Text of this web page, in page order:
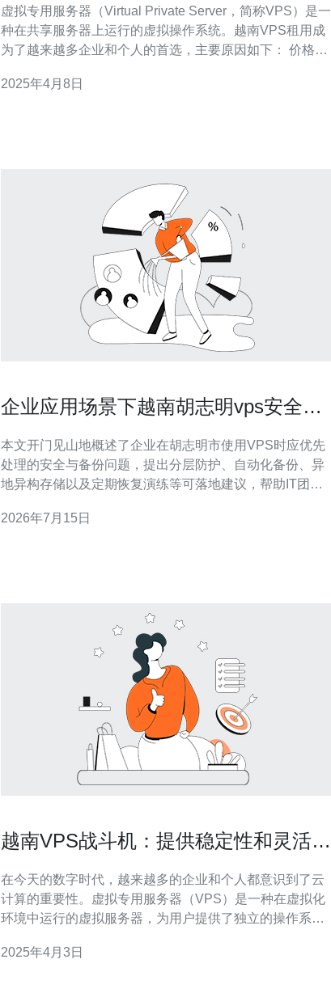
虚拟专用服务器（Virtual Private Server，简称VPS）是一
种在共享服务器上运行的虚拟操作系统。越南VPS租用成
为了越来越多企业和个人的首选，主要原因如下： 价格实
适合中小型企业和个人用户。 可定制性：越南VPS提供了
2025年4月8日
企业应用场景下越南胡志明vps安全性
本文开门见山地概述了企业在胡志明市使用VPS时应优先
处理的安全与备份问题，提出分层防护、自动化备份、异
地异构存储以及定期恢复演练等可落地建议，帮助IT团队
么要在胡志明VPS上优先考虑安全性? 在越南胡志明部署
2026年7月15日
越南VPS战斗机：提供稳定性和灵活性
在今天的数字时代，越来越多的企业和个人都意识到了云
计算的重要性。虚拟专用服务器（VPS）是一种在虚拟化
环境中运行的虚拟服务器，为用户提供了独立的操作系统
佳选择。 越南VPS战斗机采用先进的技术和设备，确保服
2025年4月3日